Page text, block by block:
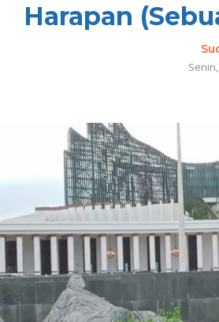
Harapan